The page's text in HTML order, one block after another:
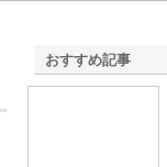
おすすめ記事